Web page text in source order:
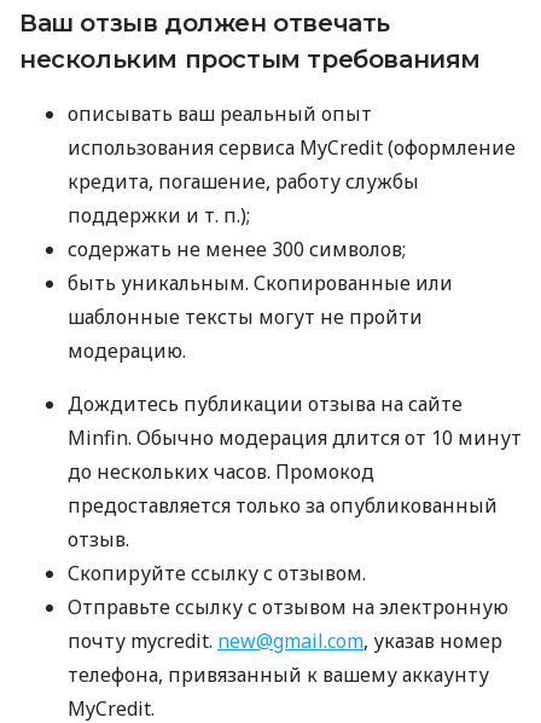
Ваш отзыв должен отвечать
нескольким простым требованиям
описывать ваш реальный опыт
использования сервиса MyCredit (оформление
кредита, погашение, работу службы
поддержки и т. п.);
содержать не менее 300 символов;
быть уникальным. Скопированные или
шаблонные тексты могут не пройти
модерацию.
Дождитесь публикации отзыва на сайте
Minfin. Обычно модерация длится от 10 минут
до нескольких часов. Промокод
предоставляется только за опубликованный
отзыв.
Скопируйте ссылку с отзывом.
Отправьте ссылку с отзывом на электронную
почту mycredit. new@gmail.com, указав номер
телефона, привязанный к вашему аккаунту
MyCredit.